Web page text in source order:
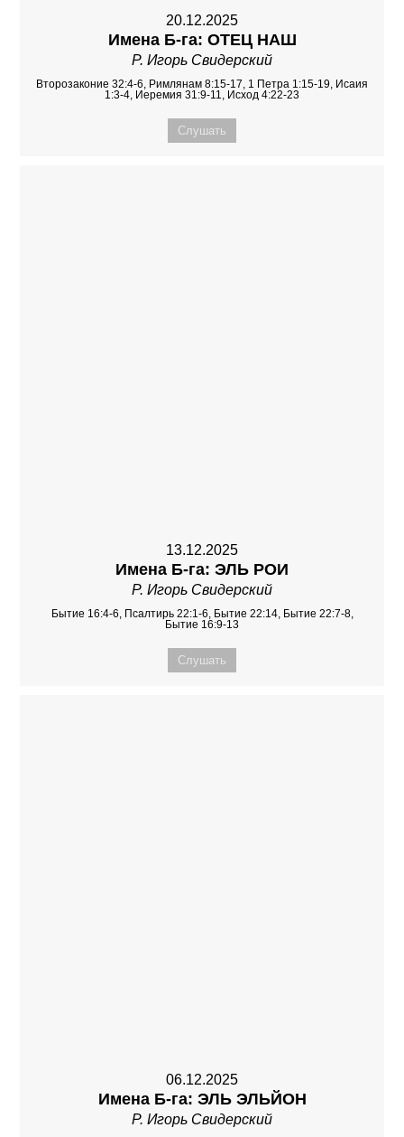
20.12.2025
Имена Б-га: ОТЕЦ НАШ
Р. Игорь Свидерский
Второзаконие 32:4-6, Римлянам 8:15-17, 1 Петра 1:15-19, Исаия
1:3-4, Иеремия 31:9-11, Исход 4:22-23
Слушать
13.12.2025
Имена Б-га: ЭЛЬ РОИ
Р. Игорь Свидерский
Бытие 16:4-6, Псалтирь 22:1-6, Бытие 22:14, Бытие 22:7-8,
Бытие 16:9-13
Слушать
06.12.2025
Имена Б-га: ЭЛЬ ЭЛЬЙОН
Р. Игорь Свидерский